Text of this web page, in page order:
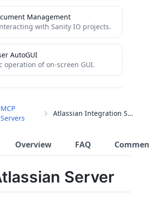
MCP
Servers
Atlassian Integration Server
Overview FAQ
Server
Management
with Sanity IO projects.
AutoGUI
operation of on-screen GUI.